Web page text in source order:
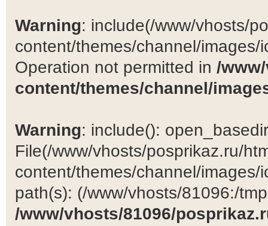
Warning: include(/www/vhosts/
content/themes/channel/
Operation not permitted in /
content/themes/channel/
Warning: include():
File(/www/vhosts/posprikaz.ru/
content/themes/channel/
path(s): (/www/vhosts/81096:/
/www/vhosts/81096/